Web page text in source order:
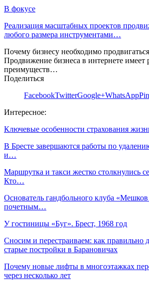
В фокусе
Реализация масштабных проектов
любого размера инструментами…
Почему бизнесу необходимо
Продвижение бизнеса в интернете имеет
преимуществ…
Поделиться
FacebookTwitterGoogle+WhatsApp
Интересное:
Ключевые особенности страхования
В Бресте завершаются работы по
и…
Маршрутка и такси жестко столкнулись
Кто…
Основатель гандбольного клуба «Мешков
почетным…
У гостиницы «Буг». Брест, 1968 год
Сносим и перестраиваем: как правильно
старые постройки в Барановичах
Почему новые лифты в многоэтажках
через несколько лет